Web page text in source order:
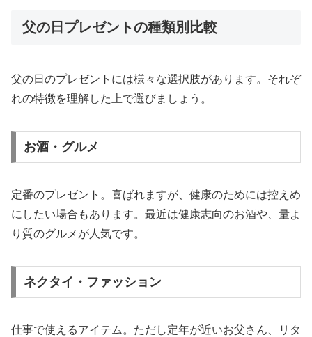
父の日プレゼントの種類別比較
父の日のプレゼントには様々な選択肢があります。それぞ
れの特徴を理解した上で選びましょう。
お酒・グルメ
定番のプレゼント。喜ばれますが、健康のためには控えめ
にしたい場合もあります。最近は健康志向のお酒や、量よ
り質のグルメが人気です。
ネクタイ・ファッション
仕事で使えるアイテム。ただし定年が近いお父さん、リタ